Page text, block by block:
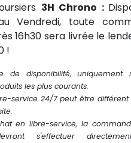
3H Chrono :
Vendredi, toute
16h30 sera livrée le
!
de disponibilité, uniquement
les plus courants.
service 24/7 peut être
en libre-service, la
s'effectuer